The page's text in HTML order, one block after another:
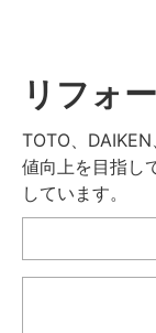
リフォ
TOTO、
値向上を目指し
しています。